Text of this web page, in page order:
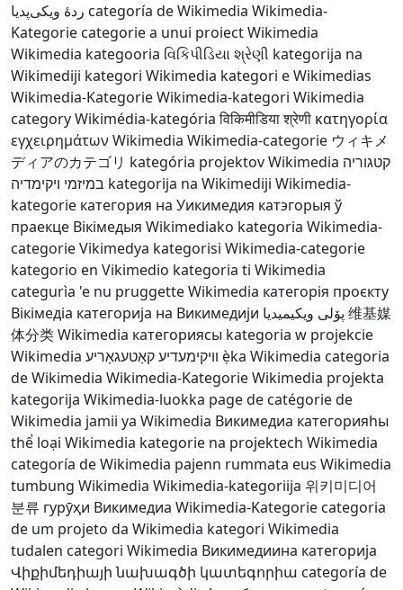
ردهٔ ویکی‌پدیا categoría de Wikimedia Wikimedia-
Kategorie categorie a unui proiect Wikimedia
Wikimedia kategooria વિકિપીડિયા શ્રેણી kategorija na
Wikimediji kategori Wikimedia kategori e Wikimedias
Wikimedia-KategorieWikimedia-kategori Wikimedia
categoryWikimédia-kategória विकिमीडिया श्रेणी κατηγορία
εγχειρημάτων Wikimedia Wikimedia-categorie ウィキメ
ディアのカテゴリ kategória projektov Wikimedia קטגוריה
במיזמי ויקימדיה kategorija na Wikimediji Wikimedia-
kategorie категория на Уикимедия катэгорыя ў
праекце Вікімедыя Wikimediako kategoria Wikimedia-
categorieVikimedya kategorisi Wikimedia-categorie
kategorio en Vikimedio kategoria ti Wikimedia
categurìa 'e nu pruggette Wikimedia категорія проєкту
Вікімедіа категорија на Викимедији پۆلی ویکیمیدیا 维基媒
体分类Wikimedia категориясы kategoria w projekcie
Wikimedia וויקימעדיע קאַטעגאָריע ẹ̀ka Wikimedia categoria
de Wikimedia Wikimedia-KategorieWikimedia projekta
kategorija Wikimedia-luokka page de catégorie de
Wikimedia jamii ya Wikimedia Викимедиа категорияһы
thể loại Wikimedia kategorie na projektech Wikimedia
categoría de Wikimedia pajenn rummata eus Wikimedia
tumbung Wikimedia Wikimedia-kategoriija 위키미디어
분류 гурӯҳи Викимедиа Wikimedia-Kategorie categoria
de um projeto da Wikimedia kategori Wikimedia
tudalen categori Wikimedia Викимедиина категорија
Վիքիմեդիայի նախագծի կատեգորիա categoría de